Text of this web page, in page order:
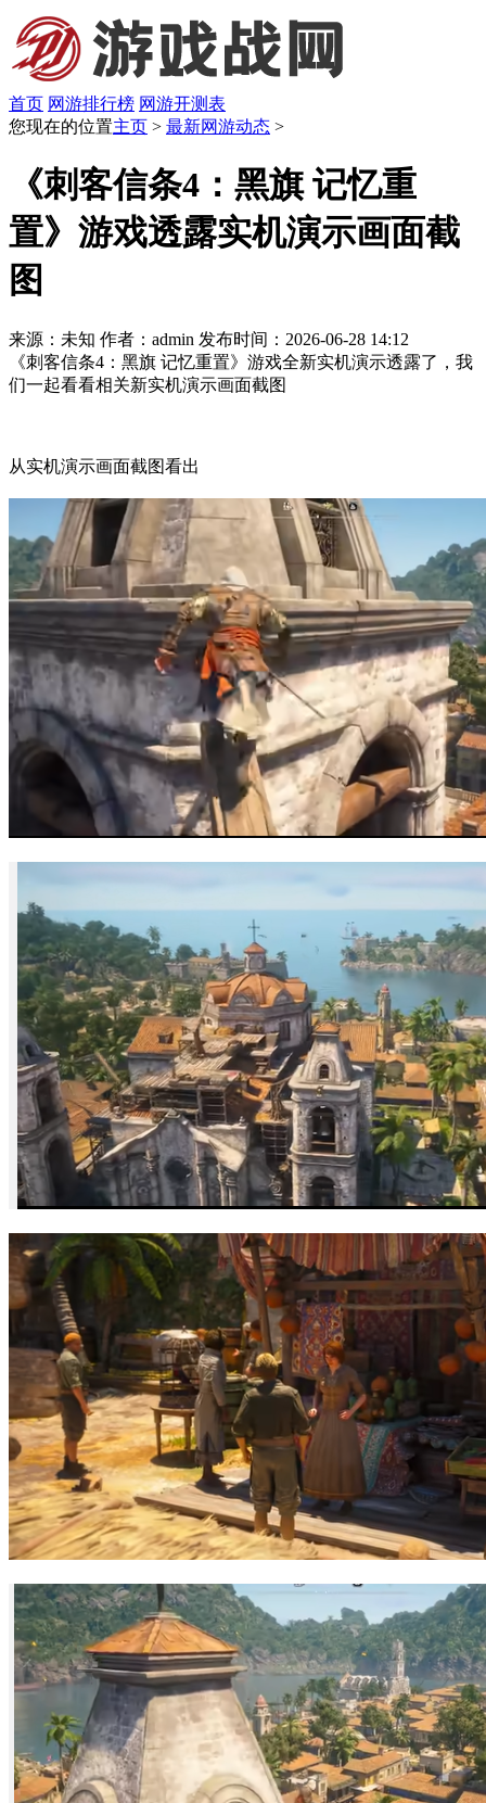
首页 网游排行榜 网游开测表
您现在的位置主页 > 最新网游动态 >
《刺客信条4：黑旗 记忆重
置》游戏透露实机演示画面截
图
来源：未知 作者：admin 发布时间：2026-06-28 14:12
《刺客信条4：黑旗 记忆重置》游戏全新实机演示透露了，我
们一起看看相关新实机演示画面截图
从实机演示画面截图看出